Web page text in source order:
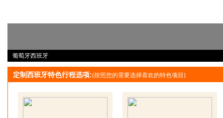
葡萄牙西班牙
定制西班牙特色行程选项:(按照您的需要选择喜欢的特色项目)